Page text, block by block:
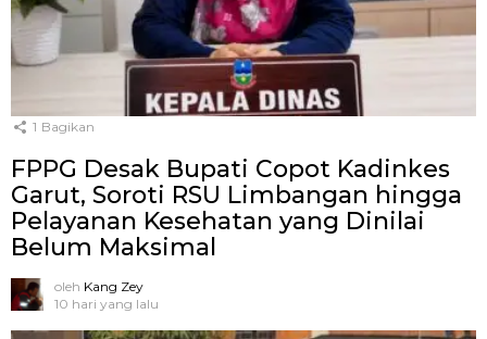
1 Bagikan
FPPG Desak Bupati Copot Kadinkes
Garut, Soroti RSU Limbangan hingga
Pelayanan Kesehatan yang Dinilai
Belum Maksimal
oleh Kang Zey
10 hari yang lalu